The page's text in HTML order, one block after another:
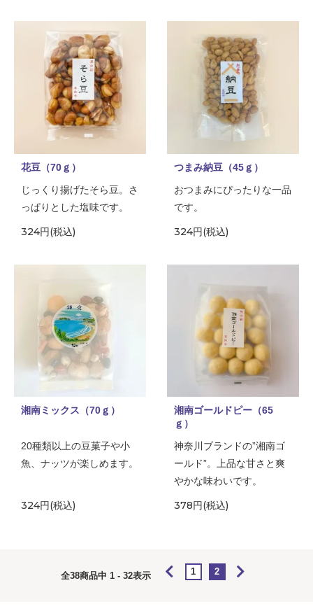
花豆（70ｇ）
じっくり揚げたそら豆。さ
っぱりとした塩味です。
324円(税込)
つまみ納豆（45ｇ）
おつまみにぴったりな一品
です。
324円(税込)
湘南ミックス（70ｇ）
20種類以上の豆菓子や小
魚、ナッツが楽しめます。
324円(税込)
湘南ゴールドピー（65
ｇ）
神奈川ブランドの”湘南ゴ
ールド”。上品な甘さと爽
やかな味わいです。
378円(税込)
全38商品中 1 - 32表示 1 2